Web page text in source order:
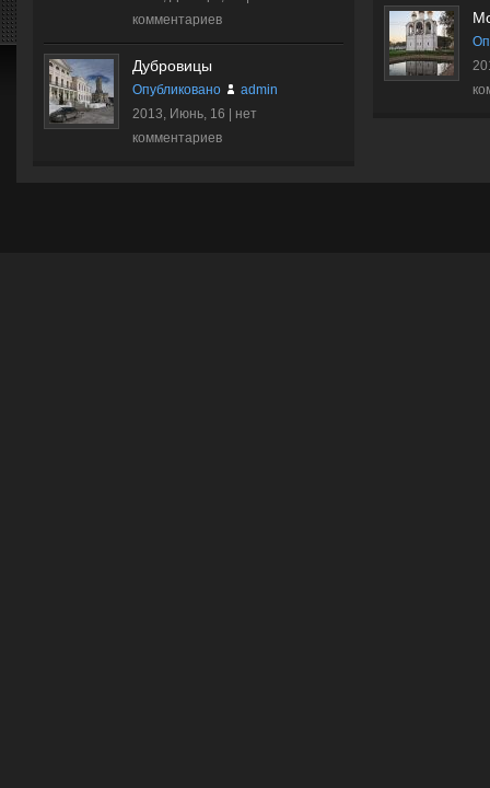
комментариев
Дубровицы
Опубликовано
admin
2013, Июнь, 16 | нет
комментариев